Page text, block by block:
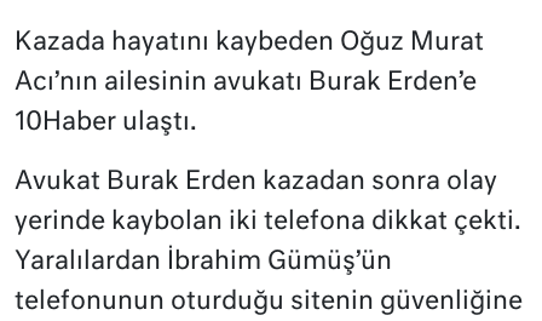
Kazada hayatını kaybeden Oğuz Murat
Acı’nın ailesinin avukatı Burak Erden’e
10Haber ulaştı.
Avukat Burak Erden kazadan sonra olay
yerinde kaybolan iki telefona dikkat çekti.
Yaralılardan İbrahim Gümüş’ün
telefonunun oturduğu sitenin güvenliğine